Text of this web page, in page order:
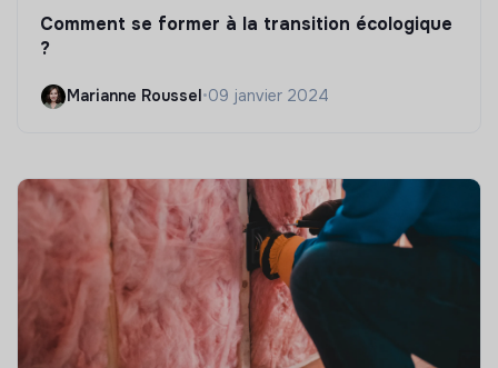
Comment se former à la transition écologique
?
Marianne Roussel •09 janvier 2024